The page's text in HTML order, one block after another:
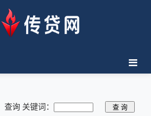
查询 关键词：